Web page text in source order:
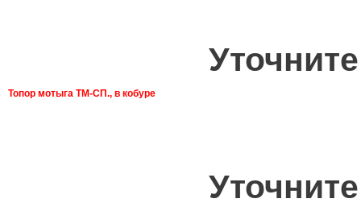
Топор мотыга ТМ-СП., в кобуре